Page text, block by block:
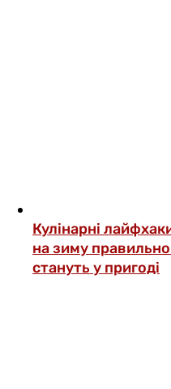
Кулінарні
на зиму
стануть у пригоді